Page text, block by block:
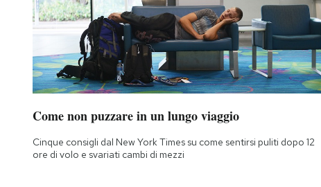
Come non puzzare in un lungo viaggio
Cinque consigli dal New York Times su come sentirsi puliti dopo 12
ore di volo e svariati cambi di mezzi